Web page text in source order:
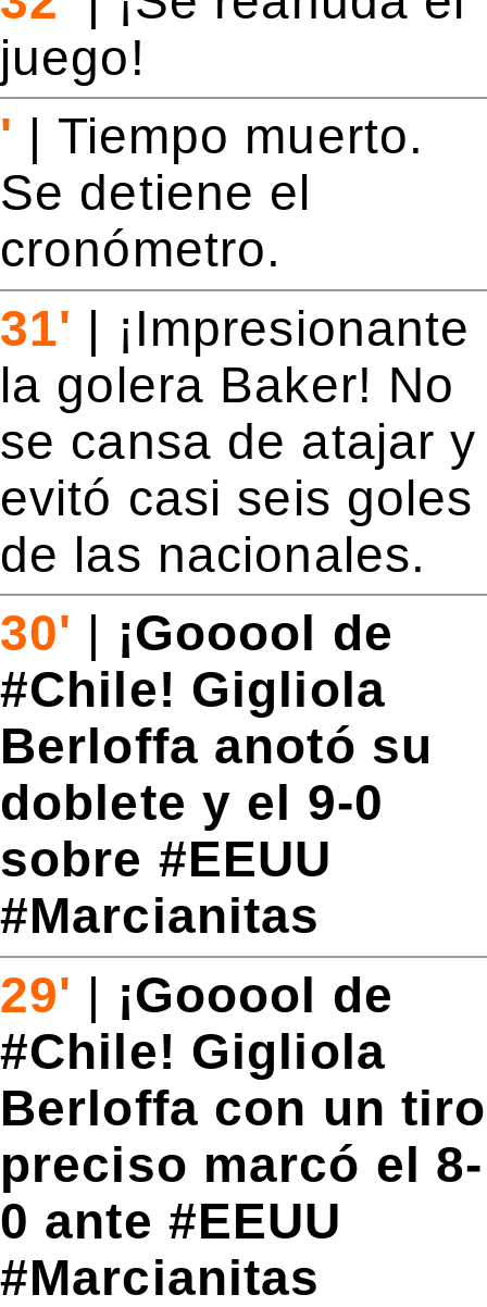
juego!
' | Tiempo muerto.
Se detiene el
cronómetro.
31' | ¡Impresionante
la golera Baker! No
se cansa de atajar y
evitó casi seis goles
de las nacionales.
30' | ¡Gooool de
#Chile! Gigliola
Berloffa anotó su
doblete y el 9-0
sobre #EEUU
#Marcianitas
29' | ¡Gooool de
#Chile! Gigliola
Berloffa con un tiro
preciso marcó el 8-
0 ante #EEUU
#Marcianitas